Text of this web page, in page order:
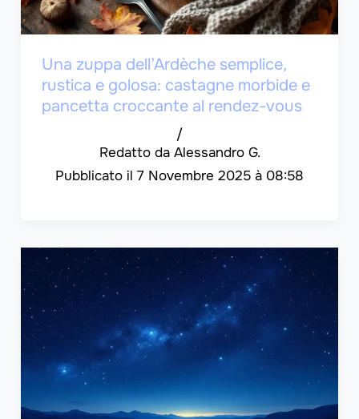
Una zuppa dell’Ardèche semplice,
rustica e golosa: castagne morbide e
pancetta croccante al rendez-vous
Alessandro G.
/
7 Novembre 2025 à 08:58